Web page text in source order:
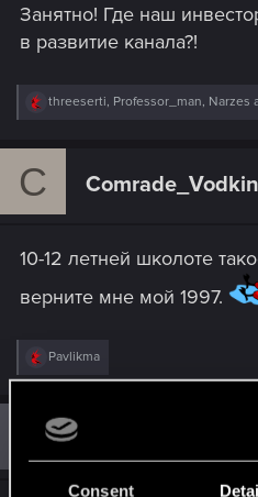
Consent
:
Занятно! Где наш
в развитие канала?!
R
c
:
threeserti, Professor_man, Narzes
C Comrade_Vodkin
10-12 летней школоте
верните мне мой 1997.
R
t
i
o
Pavlikma